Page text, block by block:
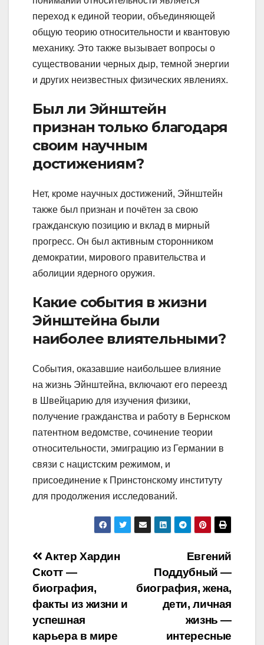
переход к единой теории, объединяющей
общую теорию относительности и квантовую
механику. Это также вызывает вопросы о
существовании черных дыр, темной энергии
и других неизвестных физических явлениях.
Был ли Эйнштейн
признан только благодаря
своим научным
достижениям?
Нет, кроме научных достижений, Эйнштейн
также был признан и почётен за свою
гражданскую позицию и вклад в мирный
прогресс. Он был активным сторонником
демократии, мирового правительства и
аболиции ядерного оружия.
Какие события в жизни
Эйнштейна были
наиболее влиятельными?
События, оказавшие наибольшее влияние
на жизнь Эйнштейна, включают его переезд
в Швейцарию для изучения физики,
получение гражданства и работу в Бернском
патентном ведомстве, сочинение теории
относительности, эмиграцию из Германии в
связи с нацистским режимом, и
присоединение к Принстонскому институту
для продолжения исследований.
Навигация
по
записям
Евгений
Поддубный —
биография, жена,
дети, личная
жизнь —
интересные
Актер Хардин
Скотт —
биография,
факты из жизни и
успешная
карьера в мире